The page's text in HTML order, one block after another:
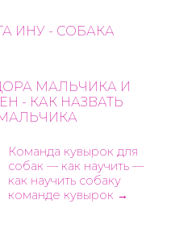
ИНУ - СОБАКА
МАЛЬЧИКА И
- КАК НАЗВАТЬ
Команда кувырок для
собак — как научить —
как научить собаку
команде кувырок →